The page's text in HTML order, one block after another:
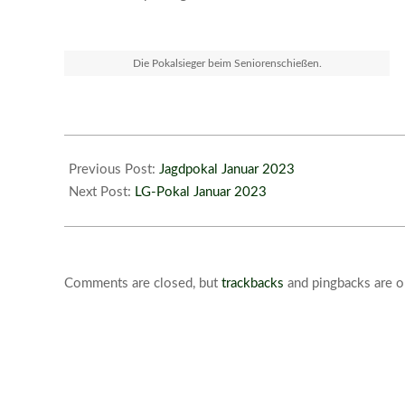
Die Pokalsieger beim Seniorenschießen.
02-
05
Previous Post: Jagdpokal Januar 2023
Next Post: LG-Pokal Januar 2023
Comments are closed, but trackbacks and pingbacks are